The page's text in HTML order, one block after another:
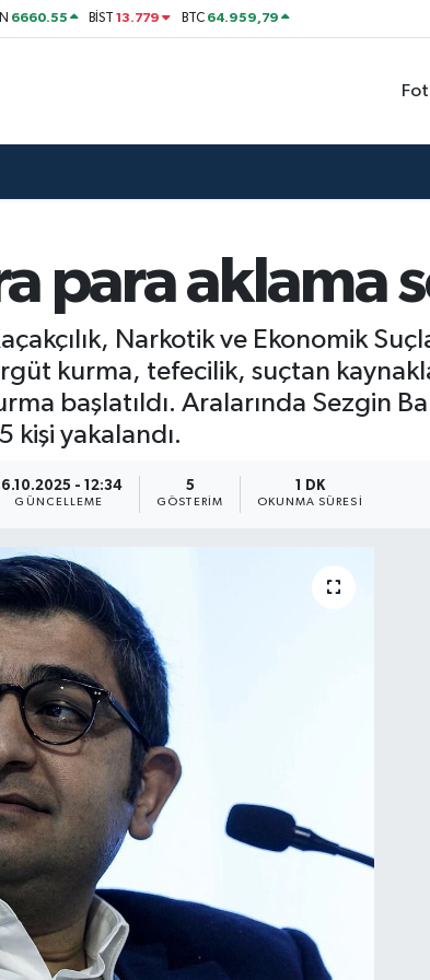
6660.55 BİST13.779 BTC 64.959,79
para aklama
Narkotik ve Ekonomik
kurma, tefecilik, suçtan
başlatıldı. Aralarında Sezgin
kişi yakalandı.
16.10.2025 - 12:34
GÜNCELLEME
5
GÖSTERIM
1 DK
OKUNMA SÜRESI